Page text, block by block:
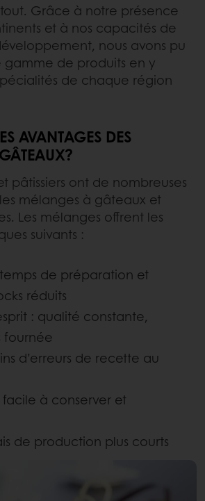
tout. Grâce à notre présence
et à nos capacités de
nous avons pu
gamme de produits en y
de chaque région
AVANTAGES DES
pâtissiers ont de nombreuses
les mélanges à gâteaux et
Les mélanges offrent les
suivants :
de préparation et
réduits
: qualité constante,
fournée
d’erreurs de recette au
à conserver et
de production plus courts